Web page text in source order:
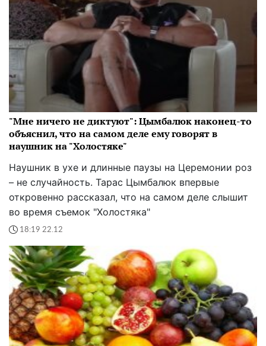
"Мне ничего не диктуют": Цымбалюк наконец-то
объяснил, что на самом деле ему говорят в
наушник на "Холостяке"
Наушник в ухе и длинные паузы на Церемонии роз
– не случайность. Тарас Цымбалюк впервые
откровенно рассказал, что на самом деле слышит
во время съемок "Холостяка"
18:19 22.12